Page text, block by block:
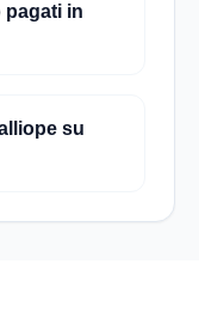
pagati in
su